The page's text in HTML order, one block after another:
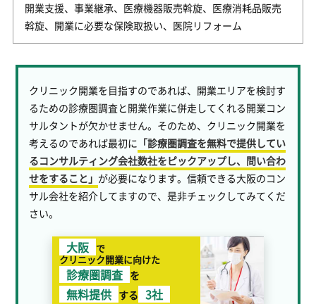
開業支援、事業継承、医療機器販売斡旋、医療消耗品販売
斡旋、開業に必要な保険取扱い、医院リフォーム
クリニック開業を目指すのであれば、開業エリアを検討す
るための診療圏調査と開業作業に併走してくれる開業コン
サルタントが欠かせません。そのため、クリニック開業を
考えるのであれば最初に 「診療圏調査を無料で提供してい
るコンサルティング会社数社をピックアップし、問い合わ
せをすること」 が必要になります。信頼できる大阪のコン
サル会社を紹介してますので、是非チェックしてみてくだ
さい。
大阪 で
クリニック開業に向けた
診療圏調査 を
無料提供 する 3社